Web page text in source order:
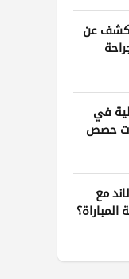
عن
في
حصص
مع